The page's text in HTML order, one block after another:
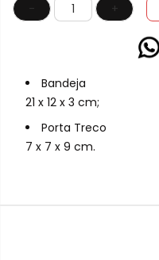
-
+
Bandeja
21 x 12 x 3 cm;
Porta Treco
7 x 7 x 9 cm.